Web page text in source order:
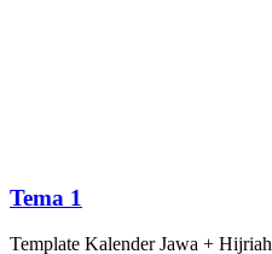
Tema 1
Template Kalender Jawa + Hijriah